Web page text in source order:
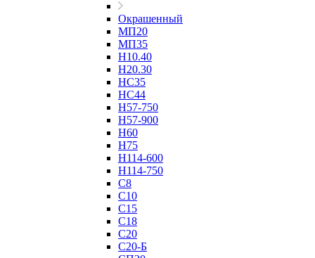
Окрашенный
МП20
МП35
Н10.40
Н20.30
НС35
НС44
Н57-750
Н57-900
Н60
Н75
Н114-600
Н114-750
С8
С10
С15
С18
С20
С20-Б